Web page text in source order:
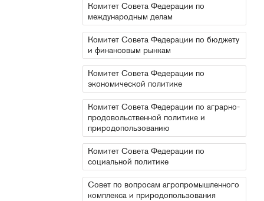
Комитет Совета Федерации по
международным делам
Комитет Совета Федерации по бюджету
и финансовым рынкам
Комитет Совета Федерации по
экономической политике
Комитет Совета Федерации по аграрно-
продовольственной политике и
природопользованию
Комитет Совета Федерации по
социальной политике
Совет по вопросам агропромышленного
комплекса и природопользования